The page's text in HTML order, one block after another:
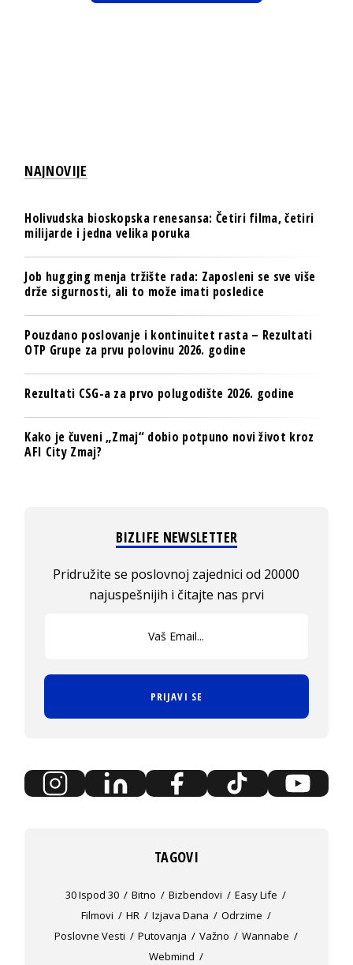
NAJNOVIJE
Holivudska bioskopska renesansa: Četiri filma, četiri
milijarde i jedna velika poruka
Job hugging menja tržište rada: Zaposleni se sve više
drže sigurnosti, ali to može imati posledice
Pouzdano poslovanje i kontinuitet rasta – Rezultati
OTP Grupe za prvu polovinu 2026. godine
Rezultati CSG-a za prvo polugodište 2026. godine
Kako je čuveni „Zmaj“ dobio potpuno novi život kroz
AFI City Zmaj?
BIZLIFE NEWSLETTER
Pridružite se poslovnoj zajednici od 20000
najuspešnijih i čitajte nas prvi
PRIJAVI SE
TAGOVI
30 Ispod 30 Bitno Bizbendovi
Easy Life
Filmovi
HR Izjava Dana
Odrzime
Poslovne Vesti
Putovanja Važno
Wannabe
Webmind